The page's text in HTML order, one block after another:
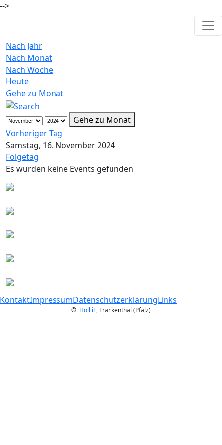
-->
Nach Jahr
Nach Monat
Nach Woche
Heute
Gehe zu Monat
Gehe zu Monat
Vorheriger Tag
Samstag, 16. November 2024
Folgetag
Es wurden keine Events gefunden
KontaktImpressumDatenschutzerklärungLinks
© Holl iT, Frankenthal (Pfalz)